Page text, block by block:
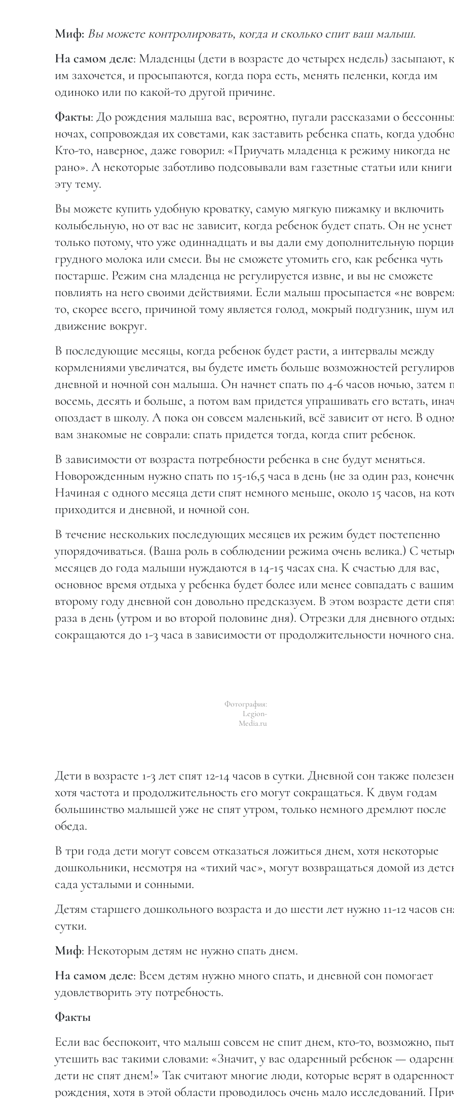
Миф: Вы можете контролировать, когда и сколько спит ваш малыш.
На самом деле: Младенцы (дети в возрасте до четырех недель) засыпают,
им захочется, и просыпаются, когда пора есть, менять пеленки, когда им
одиноко или по какой-то другой причине.
Факты: До рождения малыша вас, вероятно, пугали рассказами о
ночах, сопровождая их советами, как заставить ребенка спать, когда
Кто-то, наверное, даже говорил: «Приучать младенца к режиму никогда не
рано». А некоторые заботливо подсовывали вам газетные статьи или
эту тему.
Вы можете купить удобную кроватку, самую мягкую пижамку и включить
колыбельную, но от вас не зависит, когда ребенок будет спать. Он не уснет
только потому, что уже одиннадцать и вы дали ему дополнительную
грудного молока или смеси. Вы не сможете утомить его, как ребенка чуть
постарше. Режим сна младенца не регулируется извне, и вы не сможете
повлиять на него своими действиями. Если малыш просыпается «не
то, скорее всего, причиной тому является голод, мокрый подгузник, шум
движение вокруг.
В последующие месяцы, когда ребенок будет расти, а интервалы между
кормлениями увеличатся, вы будете иметь больше возможностей
дневной и ночной сон малыша. Он начнет спать по 4-6 часов ночью, затем
восемь, десять и больше, а потом вам придется упрашивать его встать,
опоздает в школу. А пока он совсем маленький, всё зависит от него. В
вам знакомые не соврали: спать придется тогда, когда спит ребенок.
В зависимости от возраста потребности ребенка в сне будут меняться.
Новорожденным нужно спать по 15-16,5 часа в день (не за один раз,
Начиная с одного месяца дети спят немного меньше, около 15 часов, на
приходится и дневной, и ночной сон.
В течение нескольких последующих месяцев их режим будет постепенно
упорядочиваться. (Ваша роль в соблюдении режима очень велика.) С
месяцев до года малыши нуждаются в 14-15 часах сна. К счастью для вас,
основное время отдыха у ребенка будет более или менее совпадать с
второму году дневной сон довольно предсказуем. В этом возрасте дети
раза в день (утром и во второй половине дня). Отрезки для дневного
сокращаются до 1-3 часа в зависимости от продолжительности ночного сна.
Фотография:
Legion-
Media.ru
Дети в возрасте 1-3 лет спят 12-14 часов в сутки. Дневной сон также
хотя частота и продолжительность его могут сокращаться. К двум годам
большинство малышей уже не спят утром, только немного дремлют после
обеда.
В три года дети могут совсем отказаться ложиться днем, хотя некоторые
дошкольники, несмотря на «тихий час», могут возвращаться домой из
сада усталыми и сонными.
Детям старшего дошкольного возраста и до шести лет нужно 11-12 часов
сутки.
Миф: Некоторым детям не нужно спать днем.
На самом деле: Всем детям нужно много спать, и дневной сон помогает
удовлетворить эту потребность.
Факты
Если вас беспокоит, что малыш совсем не спит днем, кто-то, возможно,
утешить вас такими словами: «Значит, у вас одаренный ребенок —
дети не спят днем!» Так считают многие люди, которые верят в
рождения, хотя в этой области проводилось очень мало исследований.